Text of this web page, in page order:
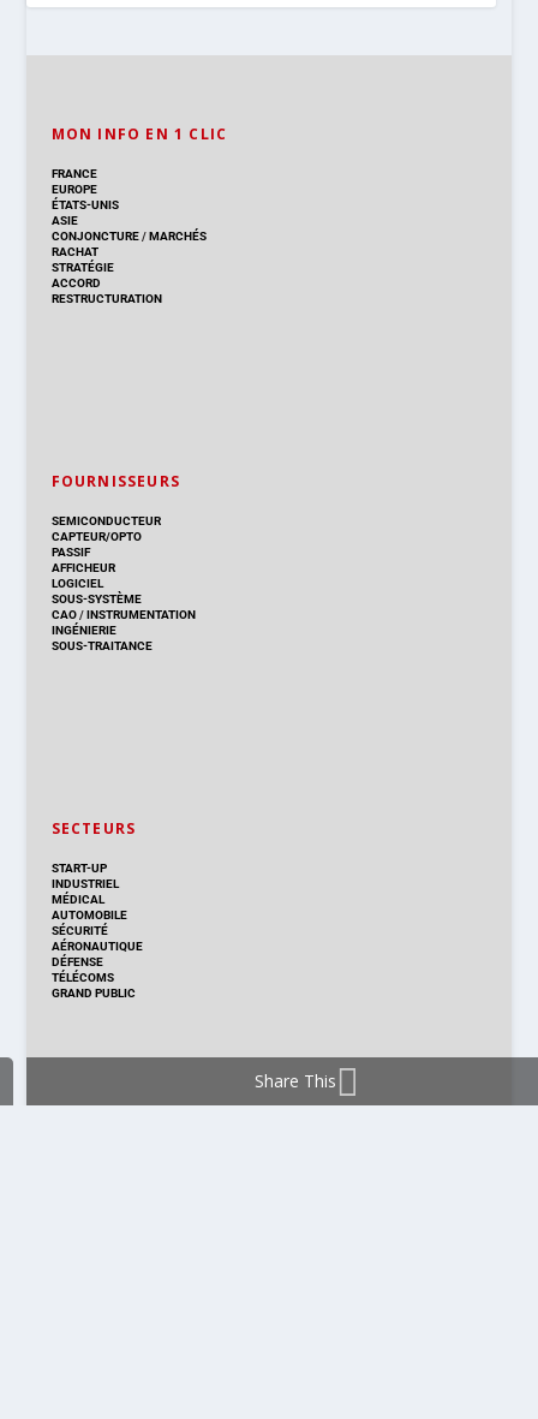
MON INFO EN 1 CLIC
FRANCE
EUROPE
ÉTATS-UNIS
ASIE
CONJONCTURE/MARCHÉS
RACHAT
STRATÉGIE
ACCORD
RESTRUCTURATION
FOURNISSEURS
SEMICONDUCTEUR
CAPTEUR/OPTO
PASSIF
AFFICHEUR
LOGICIEL
SOUS-SYSTÈME
CAO/INSTRUMENTATION
INGÉNIERIE
SOUS-TRAITANCE
SECTEURS
START-UP
INDUSTRIEL
MÉDICAL
AUTOMOBILE
SÉCURITÉ
AÉRONAUTIQUE
DÉFENSE
TÉLÉCOMS
GRAND PUBLIC
Share This